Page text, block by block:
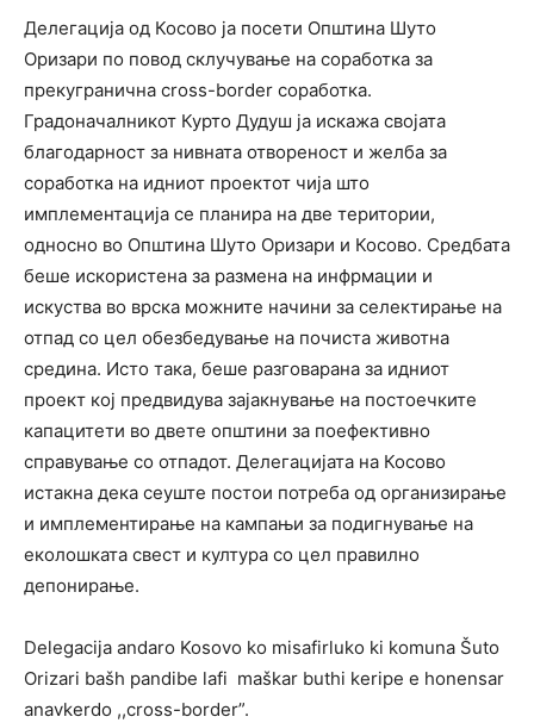
Делегација од Косово ја посети Општина Шуто
Оризари по повод склучување на соработка за
прекугранична cross-border соработка.
Градоначалникот Курто Дудуш ја искажа својата
благодарност за нивната отвореност и желба за
соработка на идниот проектот чија што
имплементација се планира на две територии,
односно во Општина Шуто Оризари и Косово. Средбата
беше искористена за размена на инфрмации и
искуства во врска можните начини за селектирање на
отпад со цел обезбедување на почиста животна
средина. Исто така, беше разговарана за идниот
проект кој предвидува зајакнување на постоечките
капацитети во двете општини за поефективно
справување со отпадот. Делегацијата на Косово
истакна дека сеуште постои потреба од организирање
и имплементирање на кампањи за подигнување на
еколошката свест и култура со цел правилно
депонирање.
Delegacija andaro Kosovo ko misafirluko ki komuna Šuto
Orizari bašh pandibe lafi maškar buthi keripe e honensar
anavkerdo ,,cross-border”.